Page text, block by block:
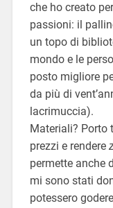
che ho creato
passioni: il
un topo di
mondo e le
posto migliore
da più di
lacrimuccia).
Materiali? Porto
prezzi e rendere
permette anche
mi sono stati
potessero